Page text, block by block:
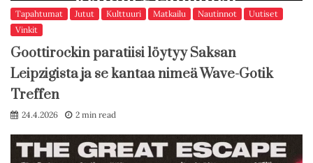
Tapahtumat Jutut Kulttuuri Matkailu Nautinnot
Uutiset
Vinkit
Goottirockin paratiisi löytyy Saksan
Leipzigista ja se kantaa nimeä Wave-Gotik
Treffen
24.4.2026 2 min read